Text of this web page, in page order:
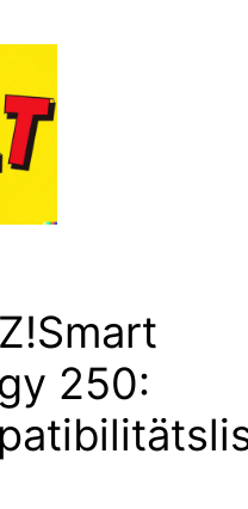
250: